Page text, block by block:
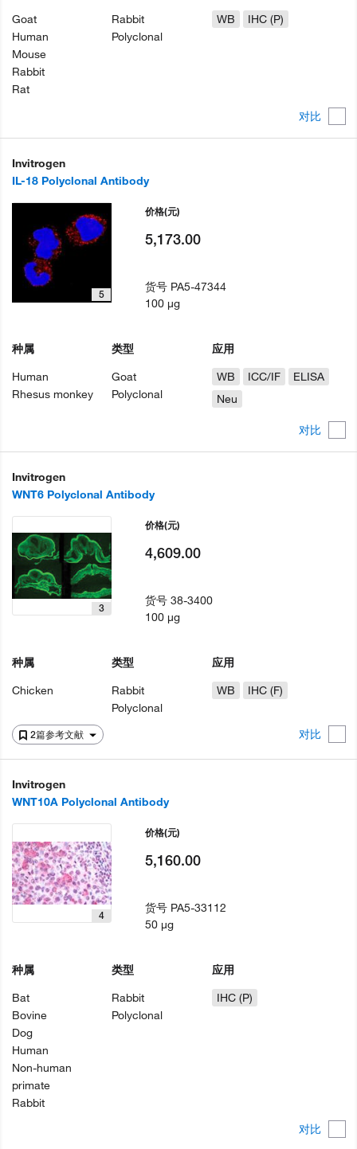
对比
Goat
Human
Mouse
Rabbit
Rat
Rabbit
Polyclonal
WB
IHC (P)
Invitrogen
IL-18 Polyclonal Antibody
对比
5
种属
Human
Rhesus monkey
类型
Goat
Polyclonal
应用
WB
ICC/IF
ELISA
Neu
价格(元)
5,173.00
货号 PA5-47344
100 µg
Invitrogen
WNT6 Polyclonal Antibody
2篇参考文献 对比
3
种属
Chicken
类型
Rabbit
Polyclonal
应用
WB
IHC (F)
价格(元)
4,609.00
货号38-3400
100 µg
Invitrogen
WNT10A Polyclonal Antibody
对比
4
种属
Bat
Bovine
Dog
Human
Non-human
primate
Rabbit
类型
Rabbit
Polyclonal
应用
IHC (P)
价格(元)
5,160.00
货号 PA5-33112
50 µg